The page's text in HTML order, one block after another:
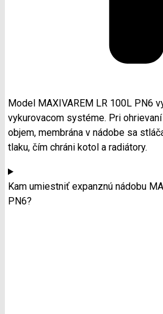
Model MAXIVAREM LR 100L PN6
vykurovacom systéme. Pri
objem, membrána v nádobe sa
tlaku, čím chráni kotol a radiátory.
Kam umiestniť expanznú nádobu
PN6?